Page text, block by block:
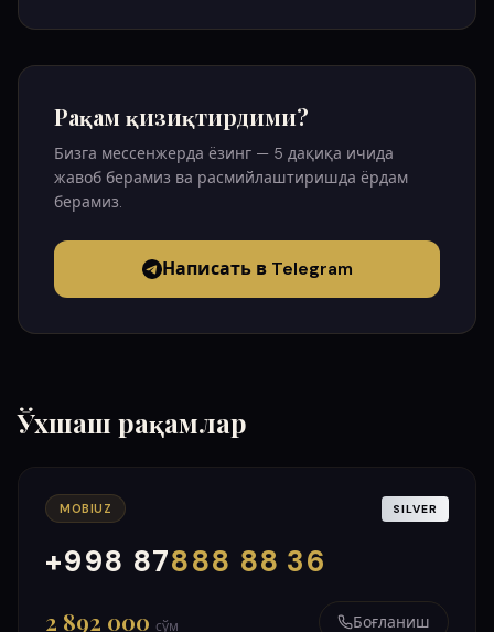
Рақам қизиқтирдими?
Бизга мессенжерда ёзинг — 5 дақиқа ичида
жавоб берамиз ва расмийлаштиришда ёрдам
берамиз.
Написать в Telegram
Ўхшаш рақамлар
MOBIUZ SILVER
+998 87888 88 36
000
999
2 892 000 сўм Боғланиш